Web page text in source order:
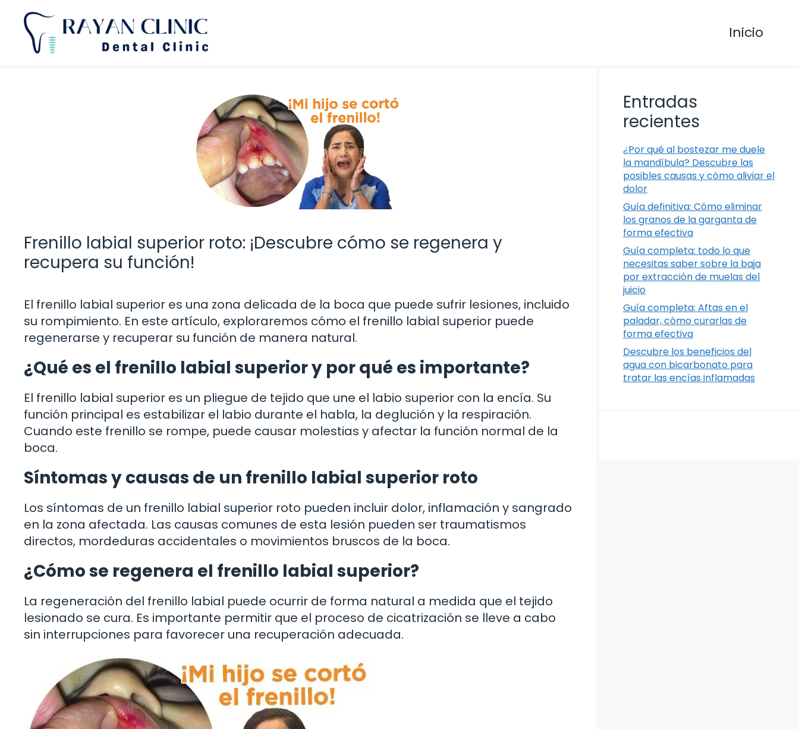
Saltar
contenido
Inicio
Frenillo labial superior roto: ¡Descubre cómo se regenera y
recupera su función!
El frenillo labial superior es una zona delicada de la boca que puede sufrir lesiones, incluido
su rompimiento. En este artículo, exploraremos cómo el frenillo labial superior puede
regenerarse y recuperar su función de manera natural.
¿Qué es el frenillo labial superior y por qué es importante?
El frenillo labial superior es un pliegue de tejido que une el labio superior con la encía. Su
función principal es estabilizar el labio durante el habla, la deglución y la respiración.
Cuando este frenillo se rompe, puede causar molestias y afectar la función normal de la
boca.
Síntomas y causas de un frenillo labial superior roto
Los síntomas de un frenillo labial superior roto pueden incluir dolor, inflamación y sangrado
en la zona afectada. Las causas comunes de esta lesión pueden ser traumatismos
directos, mordeduras accidentales o movimientos bruscos de la boca.
¿Cómo se regenera el frenillo labial superior?
La regeneración del frenillo labial puede ocurrir de forma natural a medida que el tejido
lesionado se cura. Es importante permitir que el proceso de cicatrización se lleve a cabo
sin interrupciones para favorecer una recuperación adecuada.
Entradas
recientes
¿Por qué al bostezar me duele
la mandíbula? Descubre las
posibles causas y cómo aliviar el
dolor
Guía definitiva: Cómo eliminar
los granos de la garganta de
forma efectiva
Guía completa: todo lo que
necesitas saber sobre la baja
por extracción de muelas del
juicio
Guía completa: Aftas en el
paladar, cómo curarlas de
forma efectiva
Descubre los beneficios del
agua con bicarbonato para
tratar las encías inflamadas